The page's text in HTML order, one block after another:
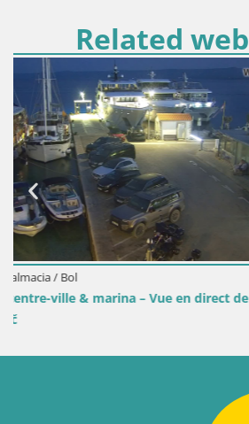
Related
Croacia / Split-Dalmacia / Bol
Webcam Puerto de Bol – Vista